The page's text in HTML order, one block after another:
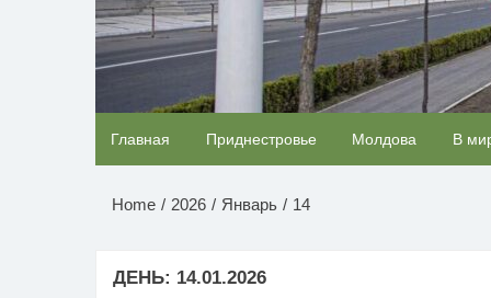
Главная Приднестровье Молдова В
Home 2026 Январь 14
ДЕНЬ: 14.01.2026
Скрытая камера на пляже Крыма: Что люди
вытворяют, когда их не видят...